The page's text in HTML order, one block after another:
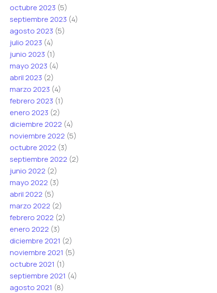
octubre 2023 (5)
septiembre 2023 (4)
agosto 2023 (5)
julio 2023 (4)
junio 2023 (1)
mayo 2023 (4)
abril 2023 (2)
marzo 2023 (4)
febrero 2023 (1)
enero 2023 (2)
diciembre 2022 (4)
noviembre 2022 (5)
octubre 2022 (3)
septiembre 2022 (2)
junio 2022 (2)
mayo 2022 (3)
abril 2022 (5)
marzo 2022 (2)
febrero 2022 (2)
enero 2022 (3)
diciembre 2021 (2)
noviembre 2021 (5)
octubre 2021 (1)
septiembre 2021 (4)
agosto 2021 (8)